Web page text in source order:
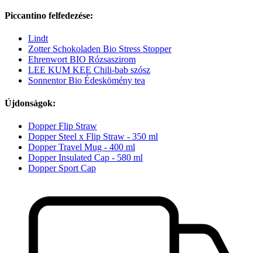
Piccantino felfedezése:
Lindt
Zotter Schokoladen Bio Stress Stopper
Ehrenwort BIO Rózsaszirom
LEE KUM KEE Chili-bab szósz
Sonnentor Bio Édeskömény tea
Újdonságok:
Dopper Flip Straw
Dopper Steel x Flip Straw - 350 ml
Dopper Travel Mug - 400 ml
Dopper Insulated Cap - 580 ml
Dopper Sport Cap